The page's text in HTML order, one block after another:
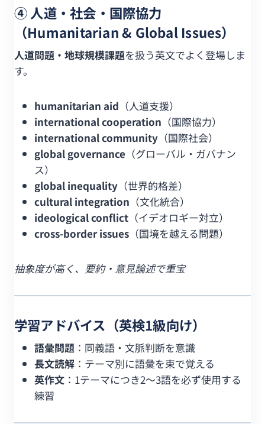
④ 人道・社会・国際協力
（Humanitarian & Global Issues）
人道問題・地球規模課題を扱う英文でよく登場しま
す。
humanitarian aid （人道支援）
international cooperation （国際協力）
international community （国際社会）
global governance （グローバル・ガバナン
ス）
global inequality （世界的格差）
cultural integration （文化統合）
ideological conflict （イデオロギー対立）
cross-border issues （国境を越える問題）
抽象度が高く、要約・意見論述で重宝
学習アドバイス（英検1級向け）
語彙問題 ：同義語・文脈判断を意識
長文読解 ：テーマ別に語彙を束で覚える
英作文 ：1テーマにつき2〜3語を必ず使用する
練習